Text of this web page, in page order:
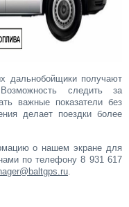
дальнобойщики получают
следить за
важные показатели без
делает поездки более
о нашем экране для
по телефону 8 931 617
.